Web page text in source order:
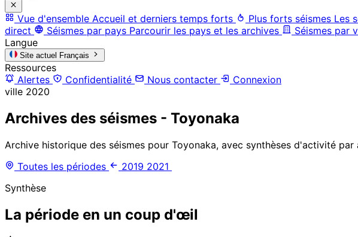
Vue d'ensemble Accueil et derniers temps forts Plus forts séismes Les
direct
Séismes par pays Parcourir les pays et les archives Séismes par
Langue
Site actuel Français
Ressources
Alertes
Confidentialité Nous contacter
Connexion
ville 2020
Archives des séismes - Toyonaka
Archive historique des séismes pour Toyonaka, avec synthèses d'activité par
Toutes les périodes
2019 2021
Synthèse
La période en un coup d'œil